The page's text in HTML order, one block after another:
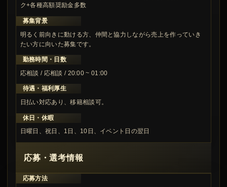
ク+各種高額奨励金多数
募集背景
明るく前向きに動ける方、仲間と協力しながら売上を作っていき
たい方に向いた募集です。
勤務時間・日数
応相談 / 応相談 / 20:00 ~ 01:00
待遇・福利厚生
日払い対応あり、移籍相談可。
休日・休暇
日曜日、祝日、1日、10日、イベント日の翌日
応募・選考情報
応募方法